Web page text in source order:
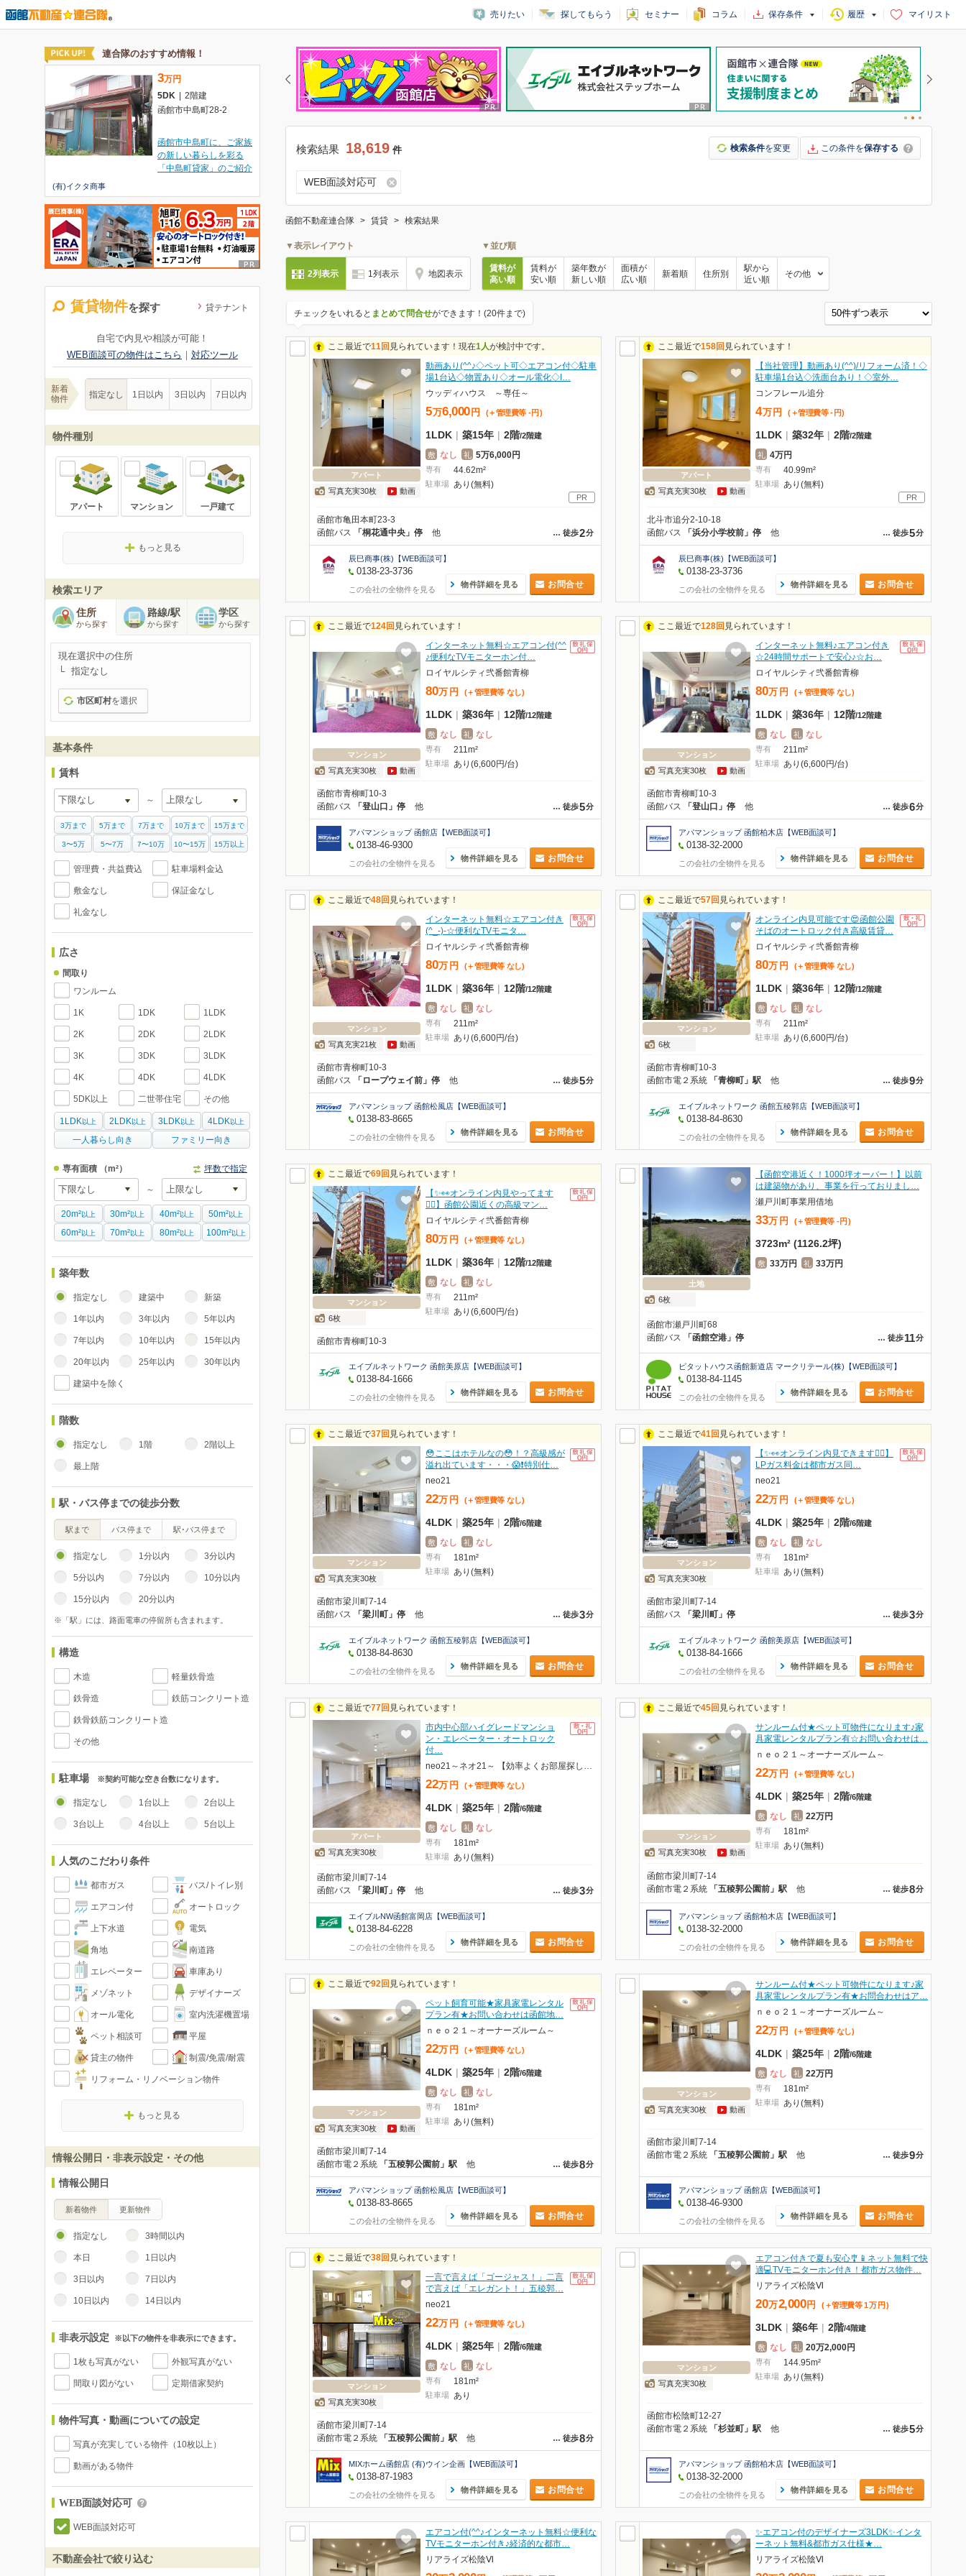
売りたい 探してもらう セミナー コラム 保存条件 履歴 マイリスト
賃貸物件を探す 貸テナント
自宅で内見や相談が可能！
WEB面談可の物件はこちら ｜ 対応ツール
新着
物件
指定なし 1日以内 3日以内 7日以内
物件種別
アパート マンション 一戸建て
もっと見る
検索エリア
住所
から探す
路線/駅
から探す
学区
から探す
現在選択中の住所
指定なし
市区町村を選択
基本条件
賃料
～
3万まで 5万まで 7万まで 10万まで 15万まで
3〜5万 5〜7万 7〜10万 10〜15万 15万以上
管理費・共益費込 駐車場料金込
敷金なし 保証金なし
礼金なし
広さ
間取り
ワンルーム
1K 1DK 1LDK
2K 2DK 2LDK
3K 3DK 3LDK
4K 4DK 4LDK
5DK以上 二世帯住宅 その他
1LDK 以上 2LDK 以上 3LDK 以上 4LDK 以上
一人暮らし向き ファミリー向き
専有面積 （m²） 坪数で指定
～
20m²以上 30m²以上 40m²以上 50m²以上
60m²以上 70m²以上 80m²以上 100m²以上
築年数
指定なし 建築中 新築
1年以内 3年以内 5年以内
7年以内 10年以内 15年以内
20年以内 25年以内 30年以内
建築中を除く
階数
指定なし 1階 2階以上
最上階
駅・バス停までの徒歩分数
駅まで バス停まで 駅･バス停まで
指定なし 1分以内 3分以内
5分以内 7分以内 10分以内
15分以内 20分以内
※「駅」には、路面電車の停留所も含まれます。
構造
木造 軽量鉄骨造
鉄骨造 鉄筋コンクリート造
鉄骨鉄筋コンクリート造
その他
駐車場 ※契約可能な空き台数になります。
指定なし 1台以上 2台以上
3台以上 4台以上 5台以上
人気のこだわり条件
都市ガス バス/トイレ別
エアコン付 オートロック
上下水道 電気
角地 南道路
エレベーター 車庫あり
メゾネット デザイナーズ
オール電化 室内洗濯機置場
ペット相談可 平屋
貸主の物件 制震/免震/耐震
リフォーム・リノベーション物件
もっと見る
情報公開日・非表示設定・その他
情報公開日
新着物件 更新物件
指定なし 3時間以内
本日 1日以内
3日以内 7日以内
10日以内 14日以内
非表示設定 ※以下の物件を非表示にできます。
1枚も写真がない 外観写真がない
間取り図がない 定期借家契約
物件写真・動画についての設定
写真が充実している物件（10枚以上）
動画がある物件
WEB面談対応可
WEB面談対応可
不動産会社で絞り込む
検索結果 18,619 件 検索条件を変更 この条件を保存する
WEB面談対応可
函館不動産連合隊 賃貸 検索結果
▼表示レイアウト
2列表示 1列表示 地図表示
▼並び順
賃料が
高い順
賃料が
安い順
築年数が
新しい順
面積が
広い順
新着順 住所別
駅から
近い順
その他
チェックをいれると まとめて問合せができます！(20件まで)
ここ最近で11回 見られています！現在1人が検討中です。
アパート
写真充実30枚
動画
動画あり(^^♪◇ペット可◇エアコン付◇駐車
場1台込◇物置あり◇オール電化◇I…
ウッディハウス ～専任～
5万6,000 円 (＋管理費等 - 円 )
1LDK | 築15年 | 2階/2階建
敷 なし 礼 5万6,000円
専有 44.62m²
駐車場 あり(無料)
PR
函館市亀田本町23-3
… 徒歩2分
函館バス 「桐花通中央」停 他
辰巳商事(株)【WEB面談可】
0138-23-3736
この会社の全物件を見る
物件詳細を見る お問合せ
ここ最近で158回 見られています！
アパート
写真充実30枚
動画
【当社管理】動画あり(^^)/リフォーム済！◇
駐車場1台込◇洗面台あり！◇室外…
コンフレール追分
4万 円 (＋管理費等 - 円)
1LDK | 築32年 | 2階/2階建
礼 4万円
専有 40.99m²
駐車場 あり(無料)
PR
北斗市追分2-10-18
… 徒歩5分
函館バス 「浜分小学校前」停 他
辰巳商事(株)【WEB面談可】
0138-23-3736
この会社の全物件を見る
物件詳細を見る お問合せ
ここ最近で124回 見られています！
マンション
写真充実30枚
動画
インターネット無料☆エアコン付(^^
♪便利なTVモニターホン付…
ロイヤルシティ弐番館青柳
80万 円 (＋管理費等 なし)
1LDK | 築36年 | 12階/12階建
敷 なし 礼 なし
専有 211m²
駐車場 あり(6,600円/台)
函館市青柳町10-3
… 徒歩5分
函館バス 「登山口」停 他
アパマンショップ 函館店【WEB面談可】
0138-46-9300
この会社の全物件を見る
物件詳細を見る お問合せ
ここ最近で128回 見られています！
マンション
写真充実30枚
動画
インターネット無料♪エアコン付き
☆24時間サポートで安心♪☆お…
ロイヤルシティ弐番館青柳
80万 円 (＋管理費等 なし)
1LDK | 築36年 | 12階/12階建
敷 なし 礼 なし
専有 211m²
駐車場 あり(6,600円/台)
函館市青柳町10-3
… 徒歩6分
函館バス 「登山口」停 他
アパマンショップ 函館柏木店【WEB面談可】
0138-32-2000
この会社の全物件を見る
物件詳細を見る お問合せ
ここ最近で48回 見られています！
マンション
写真充実21枚
動画
インターネット無料☆エアコン付き
(^_-)-☆便利なTVモニタ…
ロイヤルシティ弐番館青柳
80万 円 (＋管理費等 なし)
1LDK | 築36年 | 12階/12階建
敷 なし 礼 なし
専有 211m²
駐車場 あり(6,600円/台)
函館市青柳町10-3
… 徒歩5分
函館バス 「ロープウェイ前」停 他
アパマンショップ 函館松風店【WEB面談可】
0138-83-8665
この会社の全物件を見る
物件詳細を見る お問合せ
ここ最近で57回 見られています！
マンション
6枚
オンライン内見可能です😍函館公園
そばのオートロック付き高級賃貸…
ロイヤルシティ弐番館青柳
80万 円 (＋管理費等 なし)
1LDK | 築36年 | 12階/12階建
敷 なし 礼 なし
専有 211m²
駐車場 あり(6,600円/台)
函館市青柳町10-3
… 徒歩9分
函館市電２系統 「青柳町」駅 他
エイブルネットワーク 函館五稜郭店【WEB面談可】
0138-84-8630
この会社の全物件を見る
物件詳細を見る お問合せ
ここ最近で69回 見られています！
マンション
6枚
【✨👀オンライン内見やってます
💁‍♀️】函館公園近くの高級マン…
ロイヤルシティ弐番館青柳
80万 円 (＋管理費等 なし)
1LDK | 築36年 | 12階/12階建
敷 なし 礼 なし
専有 211m²
駐車場 あり(6,600円/台)
函館市青柳町10-3
エイブルネットワーク 函館美原店【WEB面談可】
0138-84-1666
この会社の全物件を見る
物件詳細を見る お問合せ
土地
6枚
【函館空港近く！1000坪オーバー！】以前
は建築物があり、事業を行っておりまし…
瀬戸川町事業用借地
33万 円 (＋管理費等 - 円 )
3723m² (1126.2坪)
敷 33万円 礼 33万円
函館市瀬戸川町68
… 徒歩11分
函館バス 「函館空港」停
ピタットハウス函館新道店 マークリテール(株)【WEB面談可】
0138-84-1145
この会社の全物件を見る
物件詳細を見る お問合せ
ここ最近で37回 見られています！
マンション
写真充実30枚
😳ここはホテルなの😳！？高級感が
溢れ出ています・・・😱❗特別仕…
neo21
22万 円 (＋管理費等 なし)
4LDK | 築25年 | 2階/6階建
敷 なし 礼 なし
専有 181m²
駐車場 あり(無料)
函館市梁川町7-14
… 徒歩3分
函館バス 「梁川町」停 他
エイブルネットワーク 函館五稜郭店【WEB面談可】
0138-84-8630
この会社の全物件を見る
物件詳細を見る お問合せ
ここ最近で41回 見られています！
マンション
写真充実30枚
【✨👀オンライン内見できます💁‍♀️】
LPガス料金は都市ガス同…
neo21
22万 円 (＋管理費等 なし)
4LDK | 築25年 | 2階/6階建
敷 なし 礼 なし
専有 181m²
駐車場 あり(無料)
函館市梁川町7-14
… 徒歩3分
函館バス 「梁川町」停
エイブルネットワーク 函館美原店【WEB面談可】
0138-84-1666
この会社の全物件を見る
物件詳細を見る お問合せ
ここ最近で77回 見られています！
アパート
写真充実30枚
市内中心部ハイグレードマンショ
ン・エレベーター・オートロック
付…
neo21～ネオ21～ 【効率よくお部屋探しができるお店】
22万 円 (＋管理費等 なし)
4LDK | 築25年 | 2階/6階建
敷 なし 礼 なし
専有 181m²
駐車場 あり(無料)
函館市梁川町7-14
… 徒歩3分
函館バス 「梁川町」停 他
エイブルNW函館富岡店【WEB面談可】
0138-84-6228
この会社の全物件を見る
物件詳細を見る お問合せ
ここ最近で45回 見られています！
マンション
写真充実30枚
動画
サンルーム付★ペット可物件になります♪家
具家電レンタルプラン有☆お問い合わせは…
ｎｅｏ２１～オーナーズルーム～
22万 円 (＋管理費等 なし)
4LDK | 築25年 | 2階/6階建
敷 なし 礼 22万円
専有 181m²
駐車場 あり(無料)
函館市梁川町7-14
… 徒歩8分
函館市電２系統 「五稜郭公園前」駅 他
アパマンショップ 函館柏木店【WEB面談可】
0138-32-2000
この会社の全物件を見る
物件詳細を見る お問合せ
ここ最近で92回 見られています！
マンション
写真充実30枚
動画
ペット飼育可能★家具家電レンタル
プラン有★お問い合わせは函館地…
ｎｅｏ２１～オーナーズルーム～
22万 円 (＋管理費等 なし)
4LDK | 築25年 | 2階/6階建
敷 なし 礼 なし
専有 181m²
駐車場 あり(無料)
函館市梁川町7-14
… 徒歩8分
函館市電２系統 「五稜郭公園前」駅 他
アパマンショップ 函館松風店【WEB面談可】
0138-83-8665
この会社の全物件を見る
物件詳細を見る お問合せ
マンション
写真充実30枚
動画
サンルーム付★ペット可物件になります♪家
具家電レンタルプラン有★お問合わせはア…
ｎｅｏ２１～オーナーズルーム～
22万 円 (＋管理費等 なし)
4LDK | 築25年 | 2階/6階建
敷 なし 礼 22万円
専有 181m²
駐車場 あり(無料)
函館市梁川町7-14
… 徒歩9分
函館市電２系統 「五稜郭公園前」駅 他
アパマンショップ 函館店【WEB面談可】
0138-46-9300
この会社の全物件を見る
物件詳細を見る お問合せ
ここ最近で38回 見られています！
マンション
写真充実30枚
一言で言えば「ゴージャス！」二言
で言えば「エレガント！」五稜郭…
neo21
22万 円 (＋管理費等 なし)
4LDK | 築25年 | 2階/6階建
敷 なし 礼 なし
専有 181m²
駐車場 あり
函館市梁川町7-14
… 徒歩8分
函館市電２系統 「五稜郭公園前」駅 他
MIXホーム函館店 (有)ウイン企画【WEB面談可】
0138-87-1983
この会社の全物件を見る
物件詳細を見る お問合せ
マンション
写真充実30枚
エアコン付きで夏も安心🎐📱ネット無料で快
適💻TVモニターホン付き！都市ガス物件…
リアライズ松陰Ⅵ
20万2,000 円 (＋管理費等 1万 円 )
3LDK | 築6年 | 2階/4階建
敷 なし 礼 20万2,000円
専有 144.95m²
駐車場 あり(無料)
函館市松陰町12-27
… 徒歩5分
函館市電２系統 「杉並町」駅 他
アパマンショップ 函館柏木店【WEB面談可】
0138-32-2000
この会社の全物件を見る
物件詳細を見る お問合せ
エアコン付(^^♪インターネット無料☆便利な
TVモニターホン付き♪経済的な都市…
リアライズ松陰Ⅵ
✨エアコン付のデザイナーズ3LDK✨インタ
ーネット無料&都市ガス仕様★…
リアライズ松陰Ⅵ